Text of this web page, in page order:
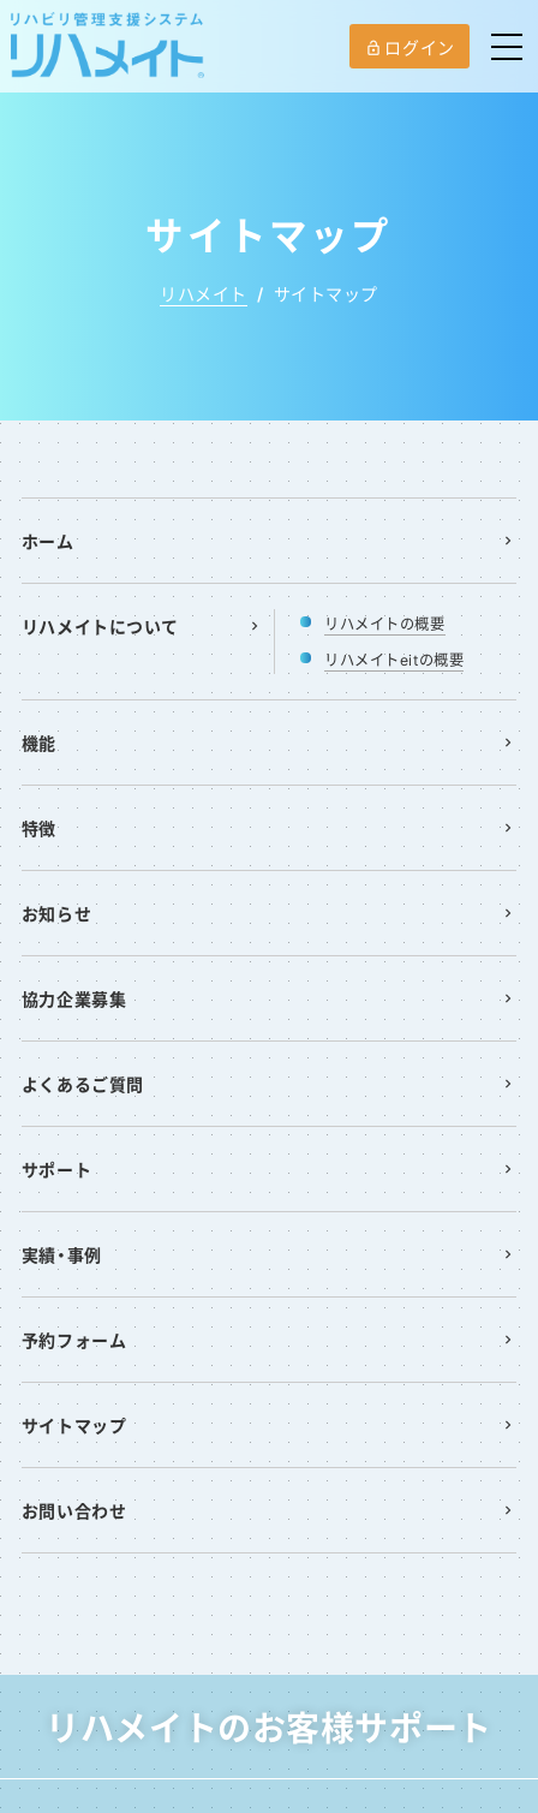
lock_open ログイン
サイトマップ
リハメイト / サイトマップ
ホーム
リハメイトについて
リハメイトの概要
リハメイトeitの概要
機能
特徴
お知らせ
協力企業募集
よくあるご質問
サポート
実績・事例
予約フォーム
サイトマップ
お問い合わせ
リハメイトのお客様サポート